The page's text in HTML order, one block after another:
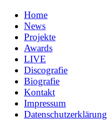
Home
News
Projekte
Awards
LIVE
Discografie
Biografie
Kontakt
Impressum
Datenschutzerklärung